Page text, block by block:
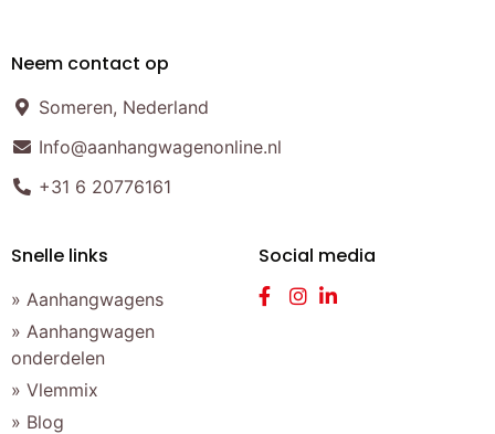
Neem contact op
Someren, Nederland
Info@aanhangwagenonline.nl
+31 6 20776161
Snelle links
» Aanhangwagens
» Aanhangwagen
onderdelen
» Vlemmix
» Blog
Social media